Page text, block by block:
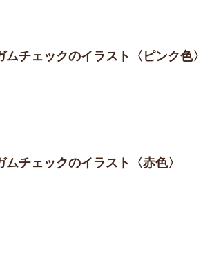
チェックのイラスト〈ピンク色〉
チェックのイラスト〈赤色〉